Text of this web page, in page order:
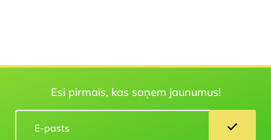
Esi pirmais, kas saņem jaunumus!